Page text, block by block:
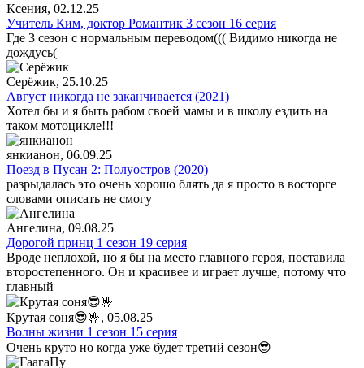
Ксения, 02.12.25
Учитель Ким, доктор Романтик 3 сезон 16 серия
Где 3 сезон с нормальным переводом((( Видимо никогда не
дождусь(
Серёжик, 25.10.25
Август никогда не заканчивается (2021)
Хотел бы и я быть рабом своей мамы и в школу ездить на
таком мотоцикле!!!
янкианон, 06.09.25
Поезд в Пусан 2: Полуостров (2020)
разрыдалась это очень хорошо блять да я просто в восторге
словами описать не смогу
Ангелина, 09.08.25
Дорогой принц 1 сезон 19 серия
Вроде неплохой, но я бы на место главного героя, поставила
второстепенного. Он и красивее и играет лучше, потому что
главный
Крутая соня😎🤟, 05.08.25
Волны жизни 1 сезон 15 серия
Очень круто но когда уже будет третий сезон😎